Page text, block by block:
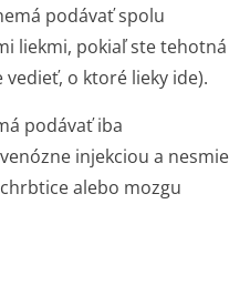
podávať spolu
liekmi, pokiaľ ste tehotná
o ktoré lieky ide).
podávať iba
injekciou a nesmie
alebo mozgu